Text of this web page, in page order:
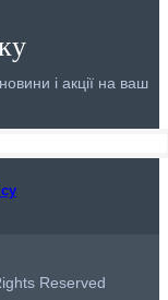
і акції на ваш
Reserved